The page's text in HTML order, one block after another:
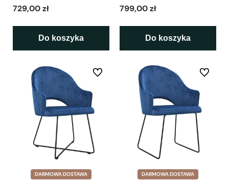
729,00 zł
Do koszyka
799,00 zł
Do koszyka
DARMOWA DOSTAWA
Do ulubionych
DARMOWA DOSTAWA
Do